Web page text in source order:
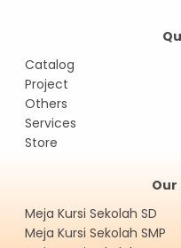
Catalog
Project
Others
Services
Store
Meja Kursi Sekolah SD
Meja Kursi Sekolah SMP